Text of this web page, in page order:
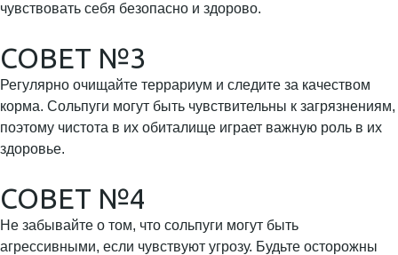
чувствовать себя безопасно и здорово.
СОВЕТ №3
Регулярно очищайте террариум и следите за качеством
корма. Сольпуги могут быть чувствительны к загрязнениям,
поэтому чистота в их обиталище играет важную роль в их
здоровье.
СОВЕТ №4
Не забывайте о том, что сольпуги могут быть
агрессивными, если чувствуют угрозу. Будьте осторожны